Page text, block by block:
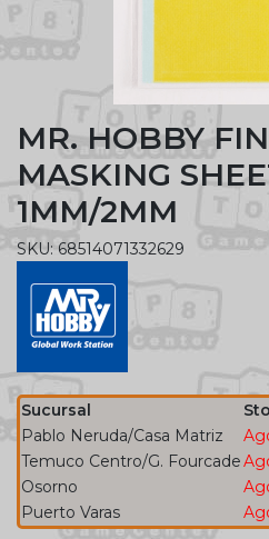
MR. HOBBY
MASKING
1MM/2MM
SKU: 68514071332629
Sucursal
Pablo Neruda/Casa Matriz
Temuco Centro/G. Fourcade
Osorno
Puerto Varas